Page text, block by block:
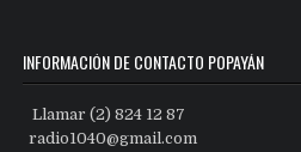
INFORMACIÓN DE CONTACTO POPAYÁN
Llamar (2) 824 12 87
radio1040@gmail.com